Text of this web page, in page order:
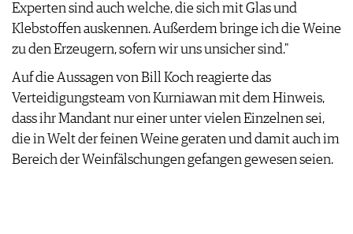
Experten sind auch welche, die sich mit Glas und
Klebstoffen auskennen. Außerdem bringe ich die Weine
zu den Erzeugern, sofern wir uns unsicher sind."
Auf die Aussagen von Bill Koch reagierte das
Verteidigungsteam von Kurniawan mit dem Hinweis,
dass ihr Mandant nur einer unter vielen Einzelnen sei,
die in Welt der feinen Weine geraten und damit auch im
Bereich der Weinfälschungen gefangen gewesen seien.